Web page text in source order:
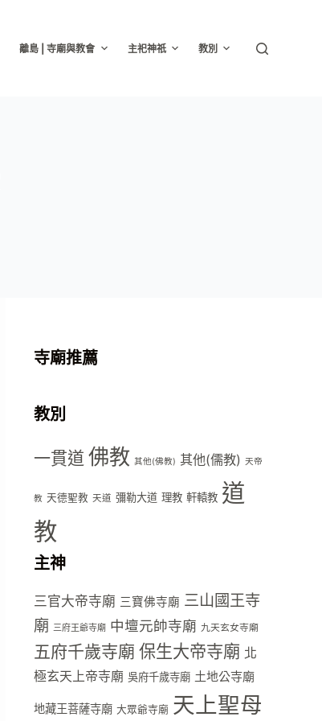
離島 | 寺廟與教會 主祀神祇 教別
寺廟推薦
教別
一貫道 佛教 其他(佛教) 其他(儒教) 天帝
教 天德聖教 天道 彌勒大道 理教 軒轅教 道
教
主神
三官大帝寺廟 三寶佛寺廟 三山國王寺
廟 三府王爺寺廟 中壇元帥寺廟 九天玄女寺廟
五府千歲寺廟 保生大帝寺廟 北
極玄天上帝寺廟 吳府千歲寺廟 土地公寺廟
地藏王菩薩寺廟 大眾爺寺廟 天上聖母